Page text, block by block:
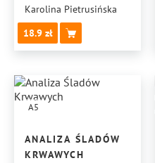
Karolina Pietrusińska
18.9
A5
ANALIZA ŚLADÓW
KRWAWYCH